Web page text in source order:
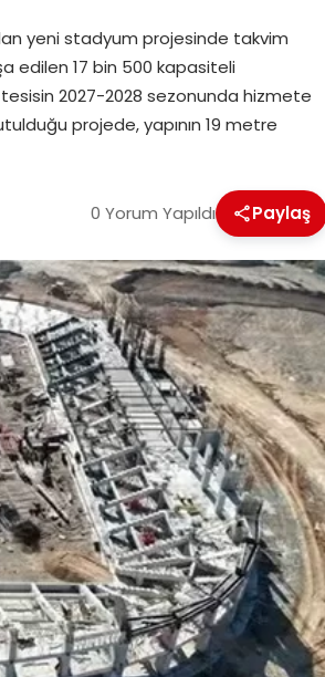
yeni stadyum projesinde takvim
edilen 17 bin 500 kapasiteli
2027-2028 sezonunda hizmete
projede, yapının 19 metre
0 Yorum Yapıldı Paylaş